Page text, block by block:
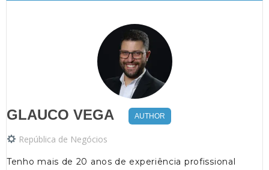
GLAUCO VEGA AUTHOR
República de Negócios
Tenho mais de 20 anos de experiência profissional